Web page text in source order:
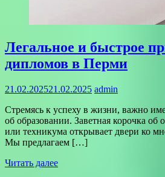
Легальное и быстрое
дипломов в Перми
21.02.202521.02.2025 admin
Стремясь к успеху в жизни, важно
об образовании. Заветная корочка об
или техникума открывает двери ко
Мы предлагаем […]
Читать далее